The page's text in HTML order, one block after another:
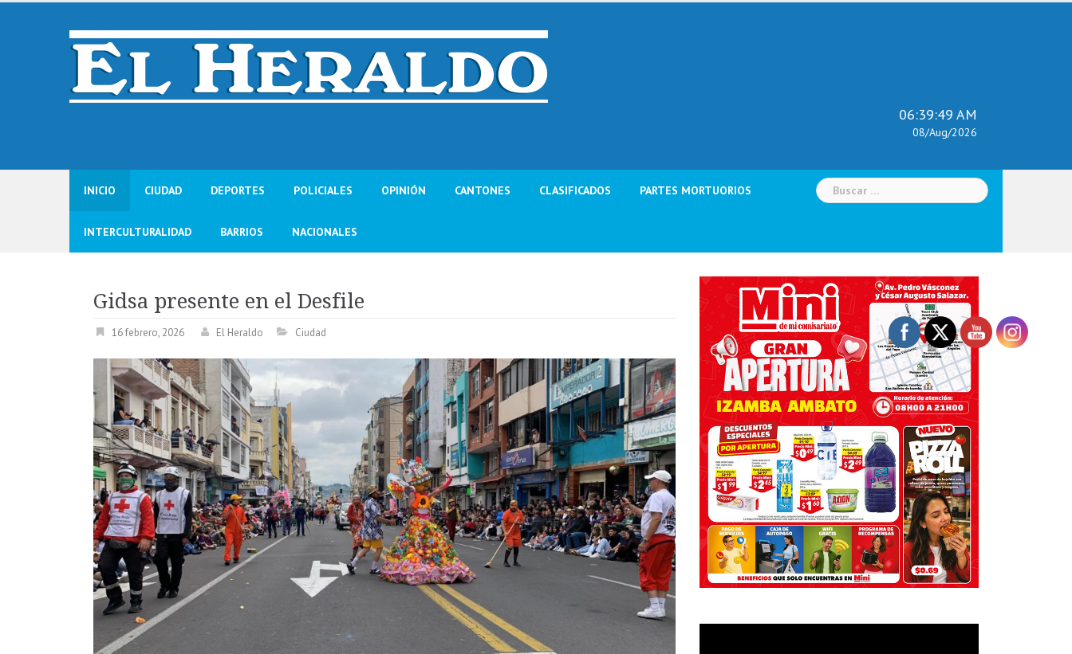
Skip
06:39:50 AM
08/Aug/2026
INICIO CIUDAD DEPORTES POLICIALES OPINIÓN CANTONES CLASIFICADOS PARTES MORTUORIOS
INTERCULTURALIDAD BARRIOS NACIONALES
Buscar:
Gidsa presente en el Desfile
16 febrero, 2026 El Heraldo Ciudad